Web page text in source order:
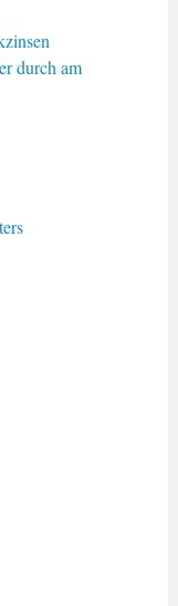
durch am